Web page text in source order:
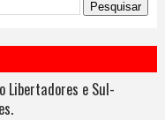
Libertadores e Sul-